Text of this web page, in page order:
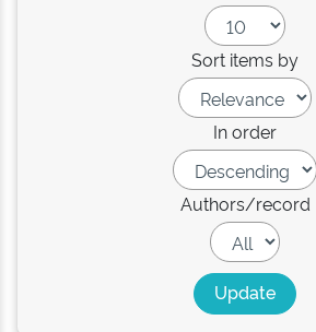
Sort items by
In order
Authors/record